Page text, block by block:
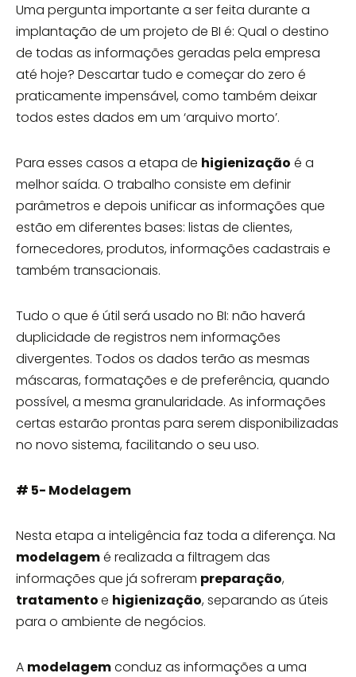
Uma pergunta importante a ser feita durante a
implantação de um projeto de BI é: Qual o destino
de todas as informações geradas pela empresa
até hoje? Descartar tudo e começar do zero é
praticamente impensável, como também deixar
todos estes dados em um ‘arquivo morto’.
Para esses casos a etapa de higienização é a
melhor saída. O trabalho consiste em definir
parâmetros e depois unificar as informações que
estão em diferentes bases: listas de clientes,
fornecedores, produtos, informações cadastrais e
também transacionais.
Tudo o que é útil será usado no BI: não haverá
duplicidade de registros nem informações
divergentes. Todos os dados terão as mesmas
máscaras, formatações e de preferência, quando
possível, a mesma granularidade. As informações
certas estarão prontas para serem disponibilizadas
no novo sistema, facilitando o seu uso.
# 5- Modelagem
Nesta etapa a inteligência faz toda a diferença. Na
modelagemé realizada a filtragem das
informações que já sofreram preparação,
tratamentoe higienização, separando as úteis
para o ambiente de negócios.
A modelagemconduz as informações a uma